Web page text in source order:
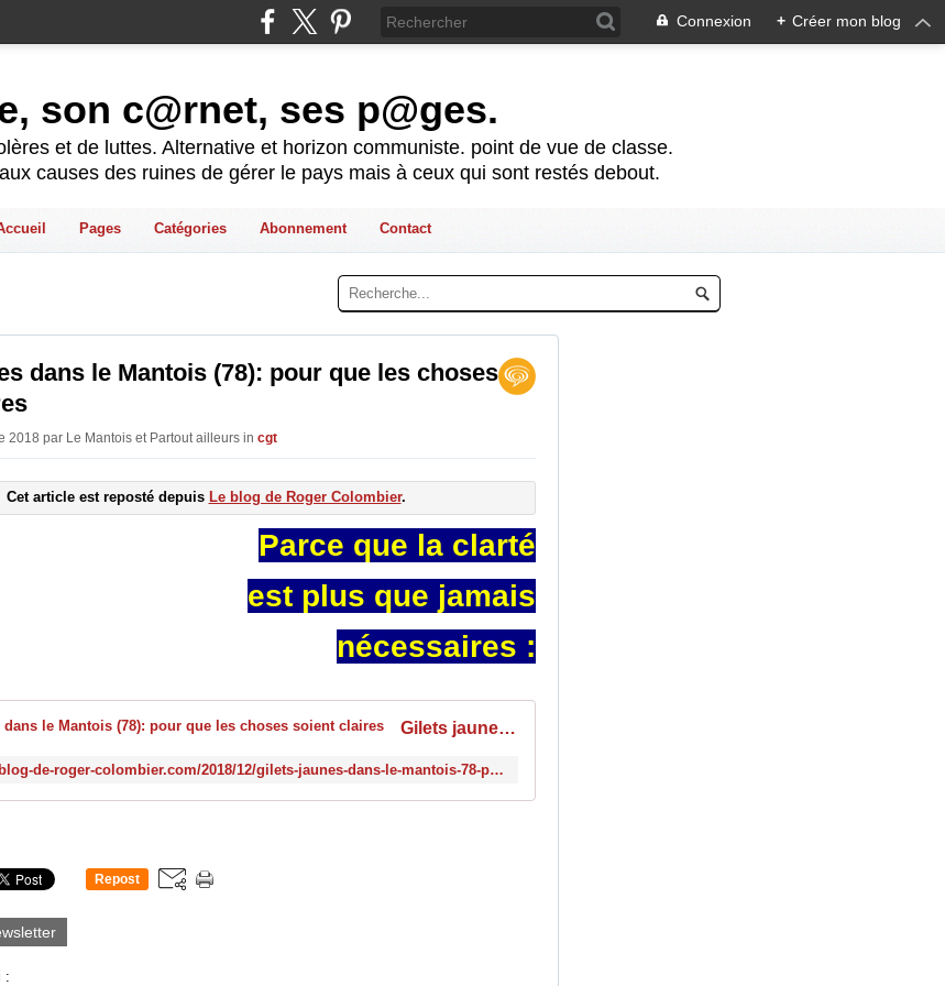
Connexion + Créer mon blog
son c@rnet, ses p@ges.
et de luttes. Alternative et horizon communiste. point de vue de classe.
causes des ruines de gérer le pays mais à ceux qui sont restés debout.
Pages Catégories Abonnement Contact
dans le Mantois (78): pour que les choses
2018 par Le Mantois et Partout ailleurs in cgt
Cet article est reposté depuis Le blog de Roger Colombier.
Parce que la clarté
est plus que jamais
nécessaires :
Gilets jaunes dans le Mantois (78): pour que les choses soient claires
http://www.le-blog-de-roger-colombier.com/2018/12/gilets-jaunes-dans-le-mantois-78-pour-que-les-choses-soient-claires.html
Repost
: